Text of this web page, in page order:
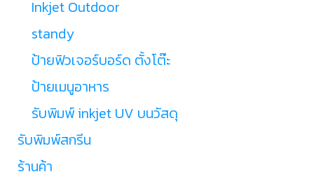
Inkjet Outdoor
standy
ป้ายฟิวเจอร์บอร์ด ตั้งโต๊ะ
ป้ายเมนูอาหาร
รับพิมพ์ inkjet UV บนวัสดุ
รับพิมพ์สกรีน
ร้านค้า